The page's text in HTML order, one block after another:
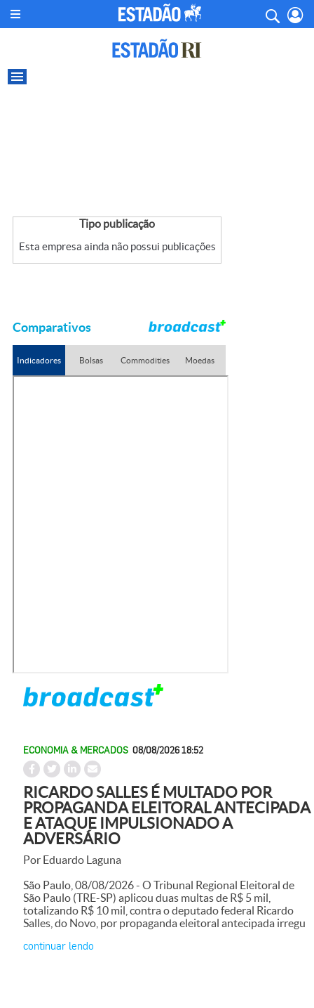
Tipo publicação
Esta empresa ainda não possui publicações
Comparativos
Indicadores Bolsas Commodities Moedas
ECONOMIA & MERCADOS 08/08/2026 18:52
RICARDO SALLES É MULTADO POR
PROPAGANDA ELEITORAL ANTECIPADA
E ATAQUE IMPULSIONADO A
ADVERSÁRIO
Por Eduardo Laguna
São Paulo, 08/08/2026 - O Tribunal Regional Eleitoral de
São Paulo (TRE-SP) aplicou duas multas de R$ 5 mil,
totalizando R$ 10 mil, contra o deputado federal Ricardo
Salles, do Novo, por propaganda eleitoral antecipada irregu
continuar lendo